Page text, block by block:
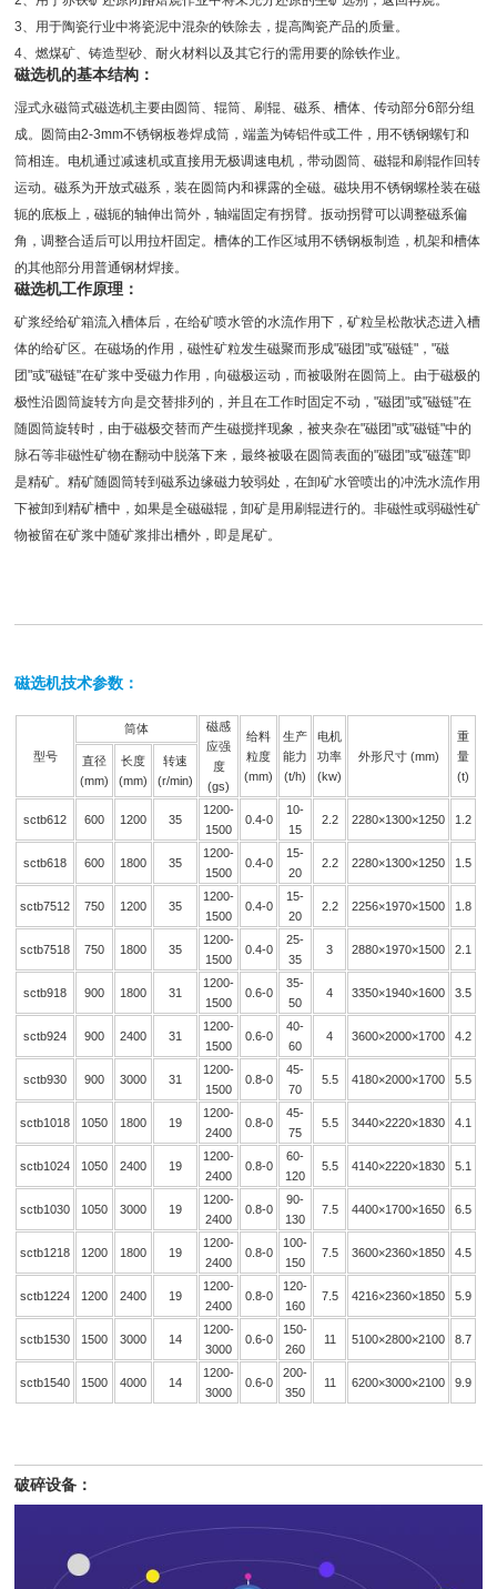
3、用于陶瓷行业中将瓷泥中混杂的铁除去，提高陶瓷产品的质量。
4、燃煤矿、铸造型砂、耐火材料以及其它行的需用要的除铁作业。
磁选机的基本结构：
湿式永磁筒式磁选机主要由圆筒、辊筒、刷辊、磁系、槽体、传动部分6部分组
成。圆筒由2-3mm不锈钢板卷焊成筒，端盖为铸铝件或工件，用不锈钢螺钉和
筒相连。电机通过减速机或直接用无极调速电机，带动圆筒、磁辊和刷辊作回转
运动。磁系为开放式磁系，装在圆筒内和裸露的全磁。磁块用不锈钢螺栓装在磁
轭的底板上，磁轭的轴伸出筒外，轴端固定有拐臂。扳动拐臂可以调整磁系偏
角，调整合适后可以用拉杆固定。槽体的工作区域用不锈钢板制造，机架和槽体
的其他部分用普通钢材焊接。
磁选机工作原理：
矿浆经给矿箱流入槽体后，在给矿喷水管的水流作用下，矿粒呈松散状态进入槽
体的给矿区。在磁场的作用，磁性矿粒发生磁聚而形成"磁团"或"磁链"，"磁
团"或"磁链"在矿浆中受磁力作用，向磁极运动，而被吸附在圆筒上。由于磁极的
极性沿圆筒旋转方向是交替排列的，并且在工作时固定不动，"磁团"或"磁链"在
随圆筒旋转时，由于磁极交替而产生磁搅拌现象，被夹杂在"磁团"或"磁链"中的
脉石等非磁性矿物在翻动中脱落下来，最终被吸在圆筒表面的"磁团"或"磁莲"即
是精矿。精矿随圆筒转到磁系边缘磁力较弱处，在卸矿水管喷出的冲洗水流作用
下被卸到精矿槽中，如果是全磁磁辊，卸矿是用刷辊进行的。非磁性或弱磁性矿
物被留在矿浆中随矿浆排出槽外，即是尾矿。
磁选机技术参数：
型号
筒体
磁感
应强
度
(gs)
给料
粒度
(mm)
生产
能力
(t/h)
电机
功率
(kw)
外形尺寸 (mm)
重
量
(t)
直径
(mm)
长度
(mm)
转速
(r/min)
sctb612 600 1200 35
1200-
1500
0.4-0
10-
15
2.2 2280×1300×1250 1.2
sctb618 600 1800 35
1200-
1500
0.4-0
15-
20
2.2 2280×1300×1250 1.5
sctb7512 750 1200 35
1200-
1500
0.4-0
15-
20
2.2 2256×1970×1500 1.8
sctb7518 750 1800 35
1200-
1500
0.4-0
25-
35
3 2880×1970×1500 2.1
sctb918 900 1800 31
1200-
1500
0.6-0
35-
50
4 3350×1940×1600 3.5
sctb924 900 2400 31
1200-
1500
0.6-0
40-
60
4 3600×2000×1700 4.2
sctb930 900 3000 31
1200-
1500
0.8-0
45-
70
5.5 4180×2000×1700 5.5
sctb1018 1050 1800 19
1200-
2400
0.8-0
45-
75
5.5 3440×2220×1830 4.1
sctb1024 1050 2400 19
1200-
2400
0.8-0
60-
120
5.5 4140×2220×1830 5.1
sctb1030 1050 3000 19
1200-
2400
0.8-0
90-
130
7.5 4400×1700×1650 6.5
sctb1218 1200 1800 19
1200-
2400
0.8-0
100-
150
7.5 3600×2360×1850 4.5
sctb1224 1200 2400 19
1200-
2400
0.8-0
120-
160
7.5 4216×2360×1850 5.9
sctb1530 1500 3000 14
1200-
3000
0.6-0
150-
260
11 5100×2800×2100 8.7
sctb1540 1500 4000 14
1200-
3000
0.6-0
200-
350
11 6200×3000×2100 9.9
破碎设备：